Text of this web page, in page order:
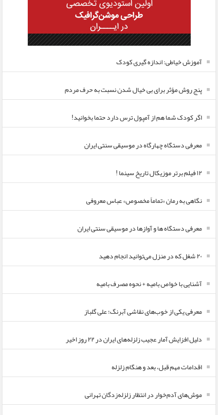
آموزش خیاطی: اندازه گیری کودک
پنج روش مؤثر برای بی خیال شدن نسبت به حرف مردم
اگر کودک شما هم از آمپول ترس دارد حتما بخوانید!
معرفی دستگاه چهارگاه در موسیقی سنتی ایران
۱۲ فیلم برتر موزیکال تاریخ سینما !
نگاهی به رمان «تماماً مخصوص» عباس معروفی
معرفی دستگاه ها و آوازها در موسیقی سنتی ایران
۲۰ شغل که در منزل می‌توانید انجام دهید
آشنایی با خواص بامیه + نحوه مصرف بامیه
معرفی یکی از خوب‌های نقاشی آبرنگ؛ علی گلباز
دلیل افزایش آمار عجیب زلزله‌های ایران در ۲۲ روز اخیر
اقدامات مهم قبل، بعد و هنگام زلزله
موش‌های آدم‌خوار در انتظار زلزله‌زدگان تهرانی